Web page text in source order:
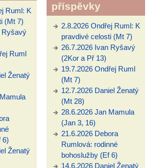
Ruml: K
(Mt 7)
Ryšavý
Ruml
Ženatý
6)
Ženatý
příspěvky
2.8.2026 Ondřej Ruml: K
pravdivé celosti (Mt 7)
26.7.2026 Ivan Ryšavý
(2Kor a Př 13)
19.7.2026 Ondřej Ruml
(Mt 7)
12.7.2026 Daniel Ženatý
(Mt 28)
28.6.2026 Jan Mamula
(Jan 3, 16)
21.6.2026 Debora
Rumlová: rodinné
bohoslužby (Ef 6)
14.6.2026 Daniel Ženatý